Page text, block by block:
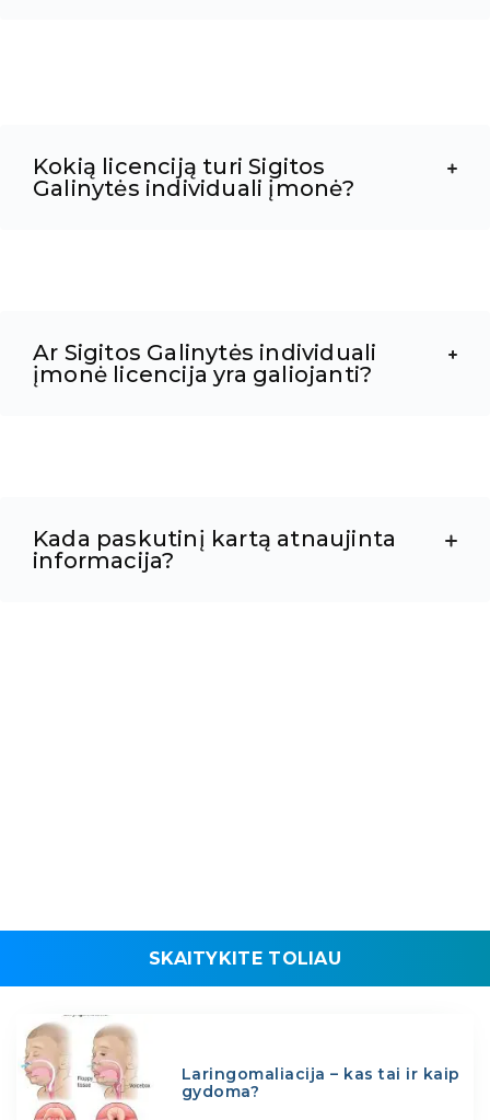
Kokią licenciją turi Sigitos
Galinytės individuali įmonė?
Ar Sigitos Galinytės individuali
įmonė licencija yra galiojanti?
Kada paskutinį kartą atnaujinta
informacija?
SKAITYKITE TOLIAU
Laringomaliacija – kas tai ir kaip
gydoma?